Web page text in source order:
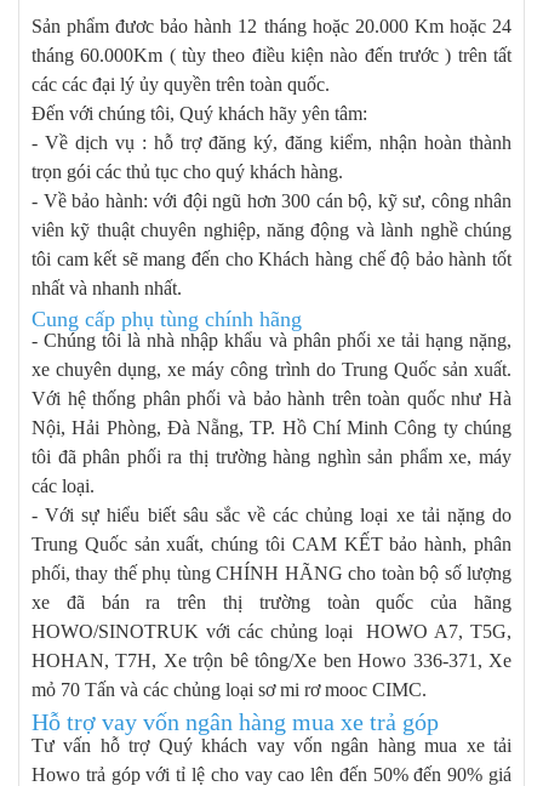
Sản phẩm đươc bảo hành 12 tháng hoặc 20.000 Km hoặc 24
tháng 60.000Km ( tùy theo điều kiện nào đến trước ) trên tất
các các đại lý ủy quyền trên toàn quốc.
Đến với chúng tôi, Quý khách hãy yên tâm:
- Về dịch vụ : hỗ trợ đăng ký, đăng kiểm, nhận hoàn thành
trọn gói các thủ tục cho quý khách hàng.
- Về bảo hành: với đội ngũ hơn 300 cán bộ, kỹ sư, công nhân
viên kỹ thuật chuyên nghiệp, năng động và lành nghề chúng
tôi cam kết sẽ mang đến cho Khách hàng chế độ bảo hành tốt
nhất và nhanh nhất.
Cung cấp phụ tùng chính hãng
- Chúng tôi là nhà nhập khẩu và phân phối xe tải hạng nặng,
xe chuyên dụng, xe máy công trình do Trung Quốc sản xuất.
Với hệ thống phân phối và bảo hành trên toàn quốc như Hà
Nội, Hải Phòng, Đà Nẵng, TP. Hồ Chí Minh Công ty chúng
tôi đã phân phối ra thị trường hàng nghìn sản phẩm xe, máy
các loại.
- Với sự hiểu biết sâu sắc về các chủng loại xe tải nặng do
Trung Quốc sản xuất, chúng tôi CAM KẾT bảo hành, phân
phối, thay thế phụ tùng CHÍNH HÃNG cho toàn bộ số lượng
xe đã bán ra trên thị trường toàn quốc của hãng
HOWO/SINOTRUK với các chủng loại HOWO A7, T5G,
HOHAN, T7H, Xe trộn bê tông/Xe ben Howo 336-371, Xe
mỏ 70 Tấn và các chủng loại sơ mi rơ mooc CIMC.
Hỗ trợ vay vốn ngân hàng mua xe trả góp
Tư vấn hỗ trợ Quý khách vay vốn ngân hàng mua xe tải
Howo trả góp với tỉ lệ cho vay cao lên đến 50% đến 90% giá